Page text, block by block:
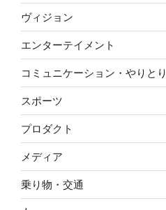
ヴィジョン
エンターテイメント
コミュニケーション・やりとり
スポーツ
プロダクト
メディア
乗り物・交通